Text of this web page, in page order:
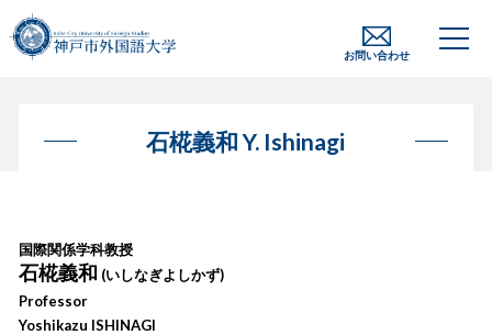
お問い合わせ
石椛義和 Y. Ishinagi
国際関係学科教授
石椛義和 (いしなぎよしかず)
Professor
Yoshikazu ISHINAGI